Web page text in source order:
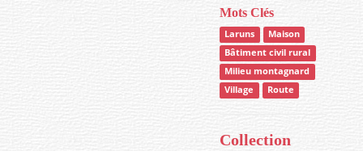
Mots Clés
Laruns
Maison
Bâtiment civil rural
Milieu montagnard
Village
Route
Collection